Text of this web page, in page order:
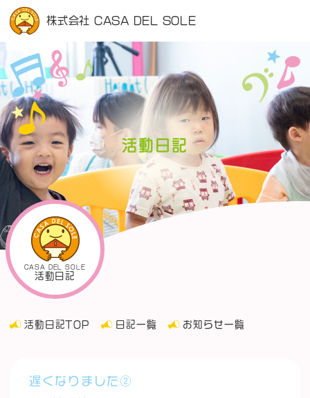
株式会社 CASA DEL SOLE
活動日記
CASA DEL SOLE
活動日記
活動日記TOP 日記一覧 お知らせ一覧
遅くなりました②